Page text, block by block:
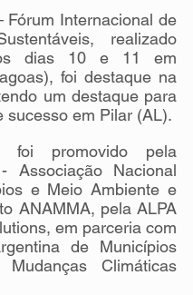
Fórum Internacional de
realizado
dias 10 e 11 em
foi destaque na
um destaque para
sucesso em Pilar (AL).
foi promovido pela
Associação Nacional
e Meio Ambiente e
ANAMMA, pela ALPA
em parceria com
de Municípios
Climáticas